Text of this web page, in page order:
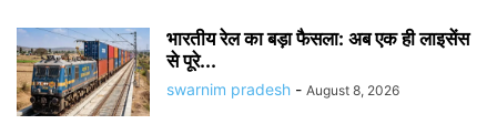
भारतीय रेल का बड़ा फैसला: अब एक ही लाइसेंस
से पूरे...
swarnim pradesh - August 8, 2026